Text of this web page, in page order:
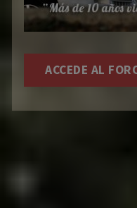
ACCEDE AL